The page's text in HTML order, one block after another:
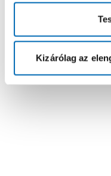
Kizárólag az